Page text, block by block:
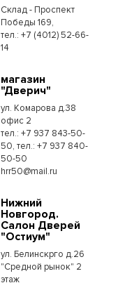
Склад - Проспект
Победы 169,
тел.:​ +7 (4012) 52-66-
14
магазин
"Дверич"
ул. Комарова д.38
офис 2
тел.: +7 937 843-50-
50, тел.: +7 937 840-
50-50
hrr50@mail.ru
Нижний
Новгород.
Салон Дверей
"Остиум"
ул. Белинскрго д.26
"Средной рынок" 2
этаж